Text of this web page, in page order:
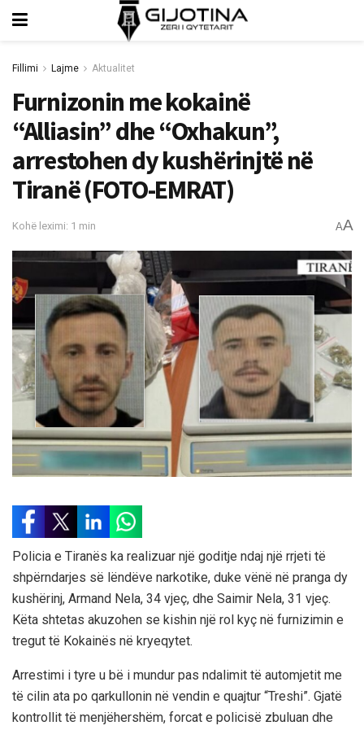
Fillimi Lajme Aktualitet
Furnizonin me kokainë
“Alliasin” dhe “Oxhakun”,
arrestohen dy kushërinjtë në
Tiranë (FOTO-EMRAT)
Kohë leximi: 1 min AA
Policia e Tiranës ka realizuar një goditje ndaj një rrjeti të
shpërndarjes së lëndëve narkotike, duke vënë në pranga dy
kushërinj, Armand Nela, 34 vjeç, dhe Saimir Nela, 31 vjeç.
Këta shtetas akuzohen se kishin një rol kyç në furnizimin e
tregut të Kokainës në kryeqytet.
Arrestimi i tyre u bë i mundur pas ndalimit të automjetit me
të cilin ata po qarkullonin në vendin e quajtur “Treshi”. Gjatë
kontrollit të menjëhershëm, forcat e policisë zbuluan dhe